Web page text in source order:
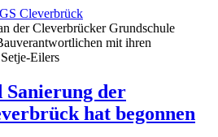
der Cleverbrücker Grundschule
mit ihren
Eilers
der
hat begonnen